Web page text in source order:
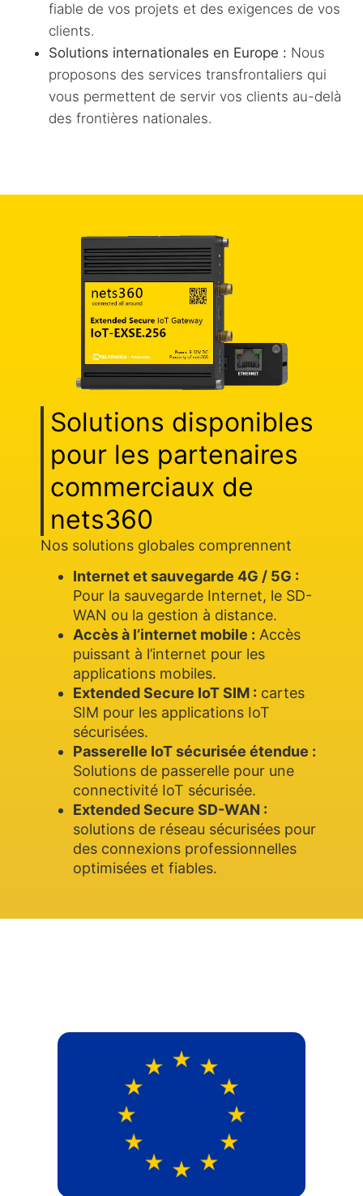
fiable de vos projets et des exigences de vos
clients.
Solutions internationales en Europe : Nous
proposons des services transfrontaliers qui
vous permettent de servir vos clients au-delà
des frontières nationales.
Solutions disponibles
pour les partenaires
commerciaux de
nets360
Nos solutions globales comprennent
Internet et sauvegarde 4G / 5G :
Pour la sauvegarde Internet, le SD-
WAN ou la gestion à distance.
Accès à l’internet mobile : Accès
puissant à l’internet pour les
applications mobiles.
Extended Secure IoT SIM : cartes
SIM pour les applications IoT
sécurisées.
Passerelle IoT sécurisée étendue :
Solutions de passerelle pour une
connectivité IoT sécurisée.
Extended Secure SD-WAN :
solutions de réseau sécurisées pour
des connexions professionnelles
optimisées et fiables.